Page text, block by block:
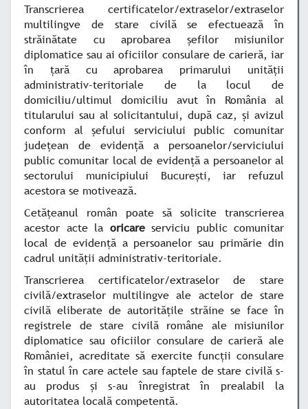
Transcrierea certificatelor/extraselor/extraselor
multilingve de stare civilă se efectuează în
străinătate cu aprobarea şefilor misiunilor
diplomatice sau ai oficiilor consulare de carieră, iar
în ţară cu aprobarea primarului unităţii
administrativ-teritoriale de la locul de
domiciliu/ultimul domiciliu avut în România al
titularului sau al solicitantului, după caz, şi avizul
conform al şefului serviciului public comunitar
judeţean de evidenţă a persoanelor/serviciului
public comunitar local de evidenţă a persoanelor al
sectorului municipiului Bucureşti, iar refuzul
acestora se motivează.
Cetăţeanul român poate să solicite transcrierea
acestor acte la oricare serviciu public comunitar
local de evidenţă a persoanelor sau primărie din
cadrul unităţii administrativ-teritoriale.
Transcrierea certificatelor/extraselor de stare
civilă/extraselor multilingve ale actelor de stare
civilă eliberate de autorităţile străine se face în
registrele de stare civilă române ale misiunilor
diplomatice sau oficiilor consulare de carieră ale
României, acreditate să exercite funcţii consulare
în statul în care actele sau faptele de stare civilă s-
au produs şi s-au înregistrat în prealabil la
autoritatea locală competentă.